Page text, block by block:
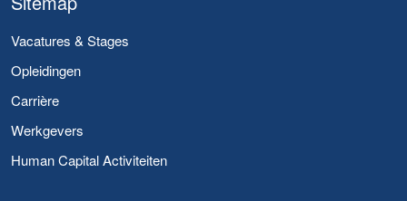
Vacatures & Stages
Opleidingen
Carrière
Werkgevers
Human Capital Activiteiten